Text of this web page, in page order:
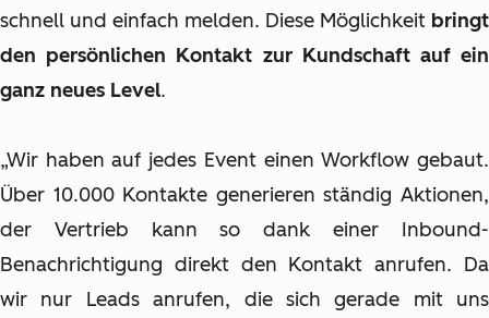
schnell und einfach melden. Diese Möglichkeit bringt
den persönlichen Kontakt zur Kundschaft auf ein
ganz neues Level.
„Wir haben auf jedes Event einen Workflow gebaut.
Über 10.000 Kontakte generieren ständig Aktionen,
der Vertrieb kann so dank einer Inbound-
Benachrichtigung direkt den Kontakt anrufen. Da
wir nur Leads anrufen, die sich gerade mit uns